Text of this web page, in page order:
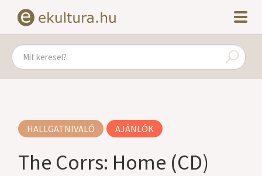
HALLGATNIVALÓ AJÁNLÓK
The Corrs: Home (CD)